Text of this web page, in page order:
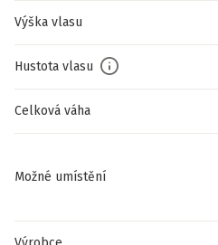
Výška vlasu
Hustota vlasu
Celková váha
Možné umístění